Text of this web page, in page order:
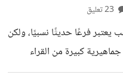
يعتبر فرعًا حديثًا نسبيًا، ولكن
كبيرة من القراء
كتبه بشغف. لكني